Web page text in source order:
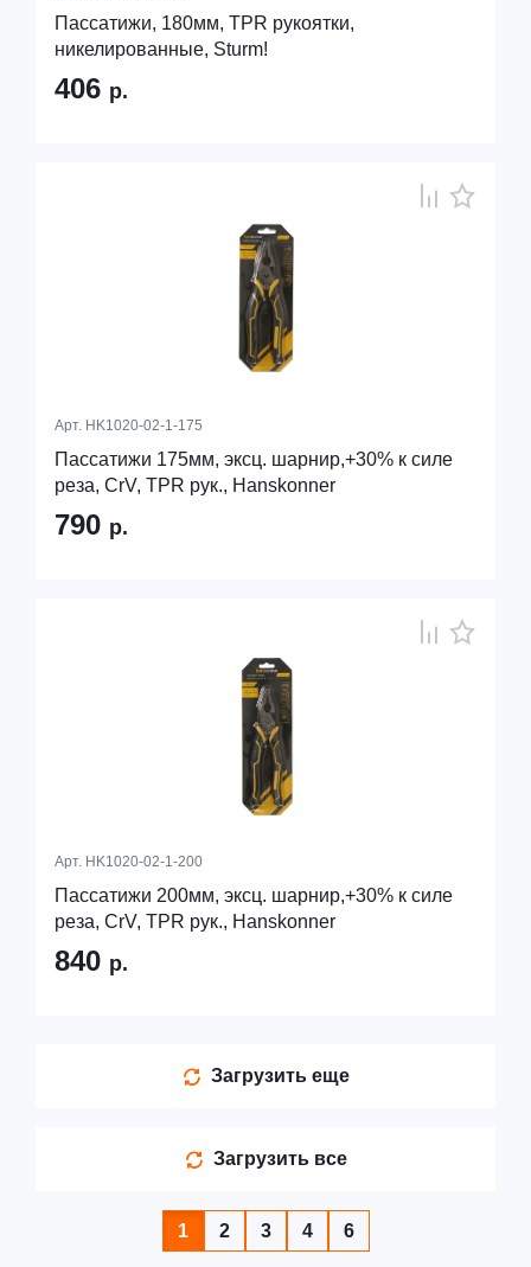
Пассатижи, 180мм, TPR рукоятки,
никелированные, Sturm!
406 р.
Арт. HK1020-02-1-175
Пассатижи 175мм, эксц. шарнир,+30% к силе
реза, СrV, TPR рук., Hanskonner
790 р.
Арт. HK1020-02-1-200
Пассатижи 200мм, эксц. шарнир,+30% к силе
реза, СrV, TPR рук., Hanskonner
840 р.
Загрузить еще
Загрузить все
1 2 3 4 6